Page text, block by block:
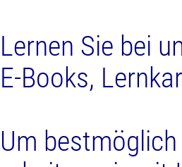
Lernen Sie bei
E-Books,
Um